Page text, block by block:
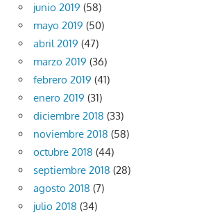
junio 2019 (58)
mayo 2019 (50)
abril 2019 (47)
marzo 2019 (36)
febrero 2019 (41)
enero 2019 (31)
diciembre 2018 (33)
noviembre 2018 (58)
octubre 2018 (44)
septiembre 2018 (28)
agosto 2018 (7)
julio 2018 (34)